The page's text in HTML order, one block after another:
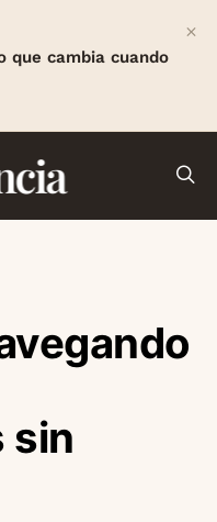
que cambia cuando
×
sin